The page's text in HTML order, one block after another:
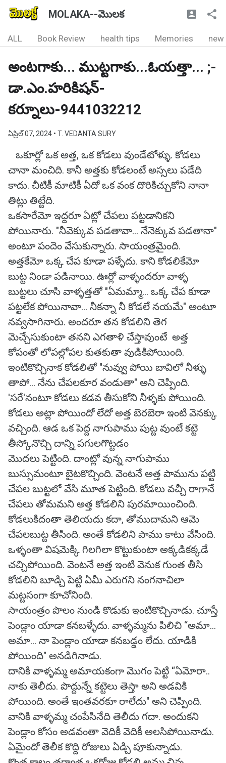
MOLAKA--మొలక
ALL Book Review health tips Memories new
అంటగాకు... ముట్టగాకు...ఓయత్తా... ;-
డా.ఎం.హరికిషన్-
కర్నూలు-9441032212
ఏప్రిల్ 07, 2024 • T. VEDANTA SURY
ఒకూర్లో ఒక అత్త, ఒక కోడలు వుండేటోళ్ళు. కోడలు
చానా మంచిది. కానీ అత్తకు కోడలంటే అస్సలు పడేది
కాదు. చీటికీ మాటికీ ఏదో ఒక వంక దొరికిచ్చుకోని నానా
తిట్లు తిట్టేది.
ఒకసారేమో ఇద్దరూ ఏట్లో చేపలు పట్టడానికని
పోయినారు. "నీవెక్కువ పడతావా... నేనెక్కువ పడతానా"
అంటూ పందెం వేసుకున్నారు. సాయంత్రమైంది.
అత్తకేమో ఒక్క చేప కూడా పళ్ళేదు. కాని కోడలికేమో
బుట్ట నిండా పడినాయి. ఊర్లో వాళ్ళందరూ వాళ్ళ
బుట్టలు చూసి వాళ్ళత్తతో "ఏమమ్మా... ఒక్క చేప కూడా
పట్టలేక పోయినావా... నీకన్నా నీ కోడలే నయమే" అంటూ
నవ్వసాగినారు. అందరూ తన కోడలిని తెగ
మెచ్చేసుకుంటా తనని ఎగతాళి చేస్తావుంటే అత్త
కోపంతో లోపల్లోపల కుతకుతా వుడికిపోయింది.
ఇంటికొచ్చినాక కోడలితో "నువ్వు పోయి బావిలో నీళ్ళు
తాపో... నేను చేపలకూర వండుతా" అని చెప్పింది.
'సరే'నంటూ కోడలు కడవ తీసుకోని నీళ్ళకు పోయింది.
కోడలు అట్లా పోయిందో లేదో అత్త బెరబెరా ఇంటి వెనక్కు
వచ్చింది. ఆడ ఒక పెద్ద నాగుపాము పుట్ట వుంటే కట్టె
తీస్కోనొచ్చి దాన్ని పగులగొట్టడం
మొదలు పెట్టింది. దాంట్లో వున్న నాగుపాము
బుస్సుమంటూ బైటకొచ్చింది. వెంటనే అత్త పామును పట్టి
చేపల బుట్టలో వేసి మూత పెట్టింది. కోడలు వచ్చీ రాగానే
చేపలు తోమమని అత్త కోడలిని పురమాయించింది.
కోడలుకిదంతా తెలియదు కదా, తోముదామని ఆమె
చేపలబుట్ట తీసింది. అంతే కోడలిని పాము కాటు వేసింది.
ఒళ్ళంతా విషమెక్కి గిలగిలా కొట్టుకుంటా అక్కడికక్కడే
చచ్చిపోయింది. వెంటనే అత్త ఇంటి వెనుక గుంత తీసి
కోడలిని బూడ్చి పెట్టి ఏమీ ఎరుగని నంగనాచిలా
మట్టసంగా కూచోనింది.
సాయంత్రం పొలం నుండి కొడుకు ఇంటికొచ్చినాడు. చూస్తే
పెండ్లాం యాడా కనబళ్ళేదు. వాళ్ళమ్మను పిలిచి “అమా...
అమా... నా పెండ్లాం యాడా కనబడ్డం లేదు. యాడికి
పోయింది" అనడిగినాడు.
దానికి వాళ్ళమ్మ అమాయకంగా మొగం పెట్టి “ఏమోరా..
నాకు తెలీదు. పొద్దున్నే కట్టెలు తెస్తా అని అడవికి
పోయింది. అంతే ఇంతవరకూ రాలేదు" అని చెప్పింది.
వానికి వాళ్ళమ్మ చంపేసినేది తెలీదు గదా. అందుకని
పెండ్లాం కోసం అడవంతా వెదికీ వెదికీ అలసిపోయినాడు.
ఏమైందో తెలీక కొద్ది రోజులు ఏడ్చి పూకున్నాడు.